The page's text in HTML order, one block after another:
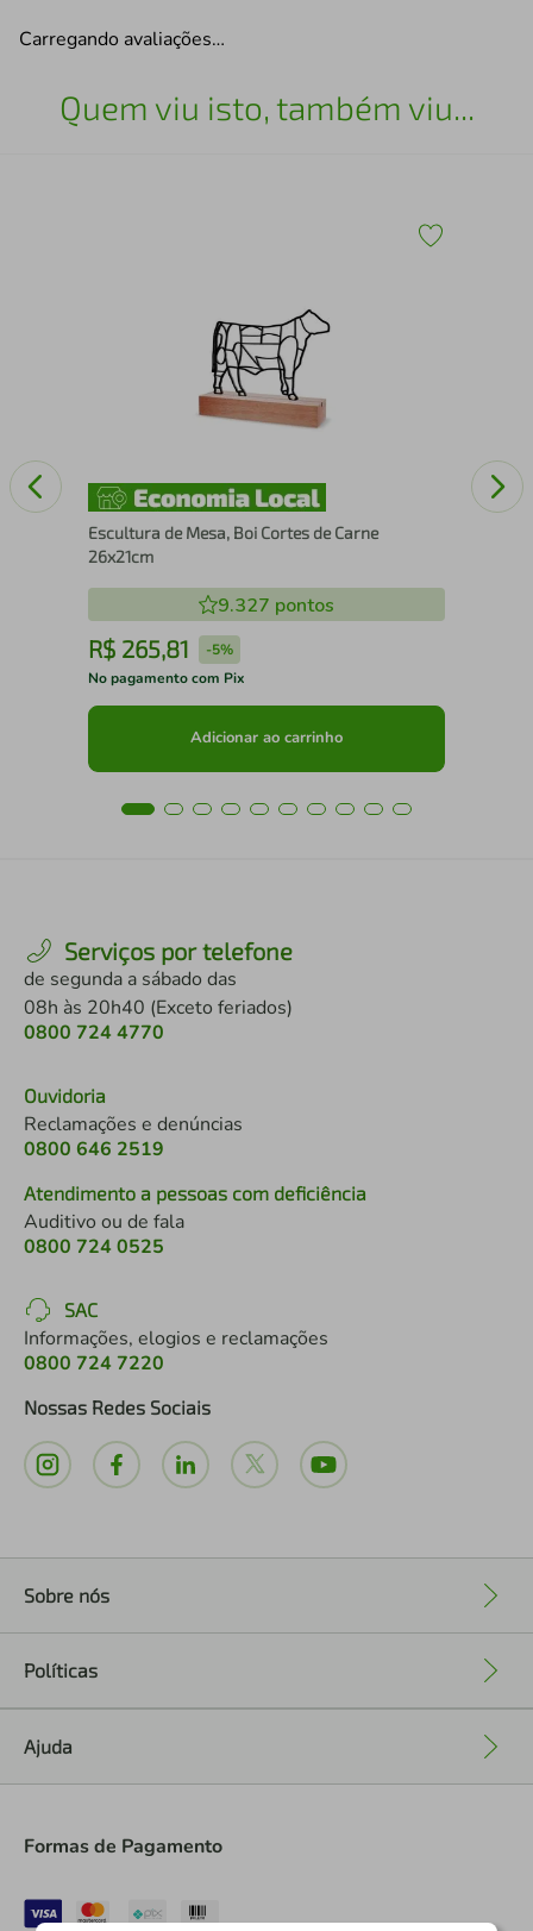
Carregando avaliações…
Quem viu isto, também viu...
Escultura de Mesa, Boi Cortes de Carne
26x21cm
9.327 pontos
R$ 265,81 -5%
No pagamento com Pix
Adicionar ao carrinho
Serviços por telefone
de segunda a sábado das
08h às 20h40 (Exceto feriados)
0800 724 4770
Ouvidoria
Reclamações e denúncias
0800 646 2519
Atendimento a pessoas com deficiência
Auditivo ou de fala
0800 724 0525
SAC
Informações, elogios e reclamações
0800 724 7220
Nossas Redes Sociais
Sobre nós
Políticas
Ajuda
Formas de Pagamento